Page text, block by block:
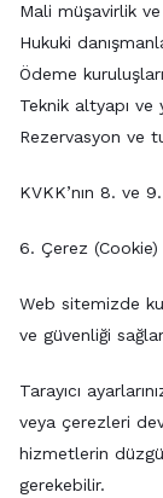
Mali müşavirlik ve
Hukuki
Ödeme
Teknik altyapı ve
Rezervasyon ve
KVKK’nın 8. ve
6. Çerez (Cookie)
Web sitemizde
ve güvenliği
Tarayıcı
veya çerezleri
hizmetlerin
gerekebilir.